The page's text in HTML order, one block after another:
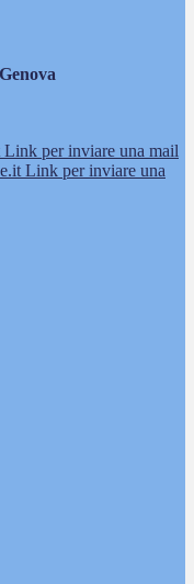
Link per inviare una mail
Link per inviare una